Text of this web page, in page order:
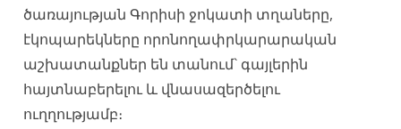
ծառայության Գորիսի ջոկատի տղաները,
էկոպարեկները որոնողափրկարարական
աշխատանքներ են տանում` գայլերին
հայտնաբերելու և վնասազերծելու
ուղղությամբ։